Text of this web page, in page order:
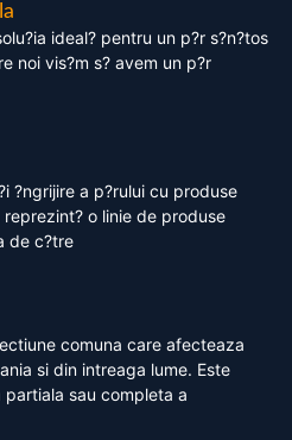
ideal? pentru un p?r s?n?tos
noi vis?m s? avem un p?r
?ngrijire a p?rului cu produse
reprezint? o linie de produse
de c?tre
comuna care afecteaza
si din intreaga lume. Este
sau completa a